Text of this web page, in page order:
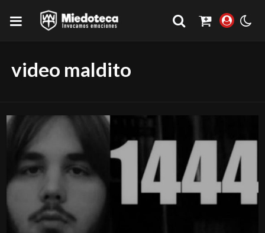
video maldito